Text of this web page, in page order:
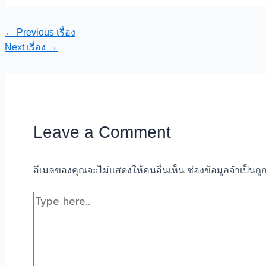
แนะแนว
เรื่อง
← Previous เรื่อง
Next เรื่อง →
Leave a Comment
อีเมลของคุณจะไม่แสดงให้คนอื่นเห็น ช่องข้อมูลจำเป็นถู
Type